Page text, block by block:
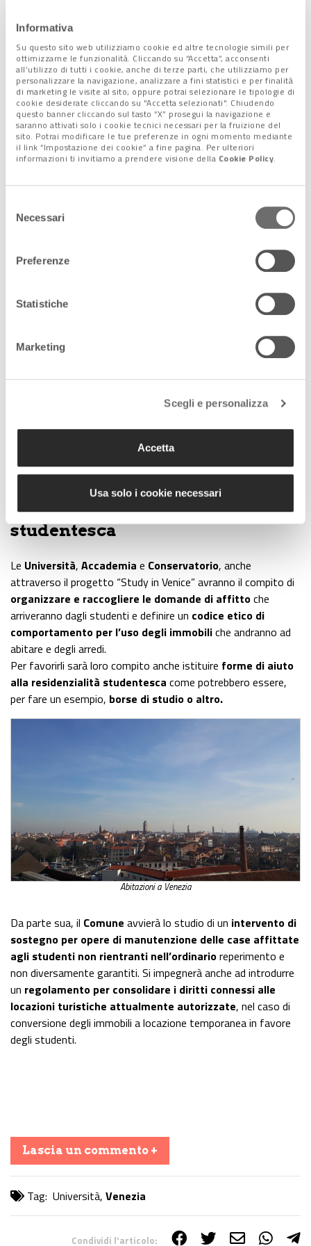
Informativa
Su questo sito web utilizziamo cookie ed altre tecnologie simili per
ottimizzarne le funzionalità. Cliccando su “Accetta”, acconsenti
all’utilizzo di tutti i cookie, anche di terze parti, che utilizziamo per
personalizzare la navigazione, analizzare a fini statistici e per finalità
di marketing le visite al sito; oppure potrai selezionare le tipologie di
cookie desiderate cliccando su "Accetta selezionati". Chiudendo
questo banner cliccando sul tasto “X” prosegui la navigazione e
saranno attivati solo i cookie tecnici necessari per la fruizione del
sito. Potrai modificare le tue preferenze in ogni momento mediante
il link “Impostazione dei cookie” a fine pagina. Per ulteriori
informazioni ti invitiamo a prendere visione della Cookie Policy.
delNecessari
Preferenze
Statistiche
Marketing
Scegli e personalizza
Accetta
Usa solo i cookie necessari
Maccatrozzo presidente dell’Associazione Agata di Venezia
che riunisce agenzie con un patrimonio di 600 immobili a
destinazione turistica – ha portato a ripensare in termini
nuovi il tema delle locazioni in Centro storico. Visto che
purtroppo i turisti ora non ci sono e non si sa quando
ritorneranno è positivo che si sia pensato a destinare agli
studenti le case che altrimenti resterebbero vuote.Ci stiamo
adeguando alle richieste del mercato con la massima
volontà di far incontrare domanda e offerta.
L’importante è che la nuova locazione studentesca degli
immobili fino ad ora destinati ai turisti sia puntualmente
regolamentata. In questo senso, i firmatari del Protocollo
stanno lavorando perché si possa partire in settembre quando
dovrebbe regolarmente iniziare l’Anno accademico”.
Sostegno alla residenzialità
studentesca
Le Università, Accademia e Conservatorio, anche
attraverso il progetto “Study in Venice” avranno il compito di
organizzare e raccogliere le domande di affittoche
arriveranno dagli studenti e definire un codice etico di
comportamento per l’uso degli immobiliche andranno ad
abitare e degli arredi.
Per favorirli sarà loro compito anche istituire forme di aiuto
alla residenzialità studentesca come potrebbero essere,
per fare un esempio, borse di studio o altro.
Abitazioni a Venezia
Da parte sua, il Comune avvierà lo studio di un intervento di
sostegno per opere di manutenzione delle case affittate
agli studenti non rientranti nell’ordinarioreperimento e
non diversamente garantiti. Si impegnerà anche ad introdurre
un regolamento per consolidare i diritti connessi alle
locazioni turistiche attualmente autorizzate, nel caso di
conversione degli immobili a locazione temporanea in favore
degli studenti.
Lascia un commento +
Tag: Università, Venezia
Condividi l'articolo: